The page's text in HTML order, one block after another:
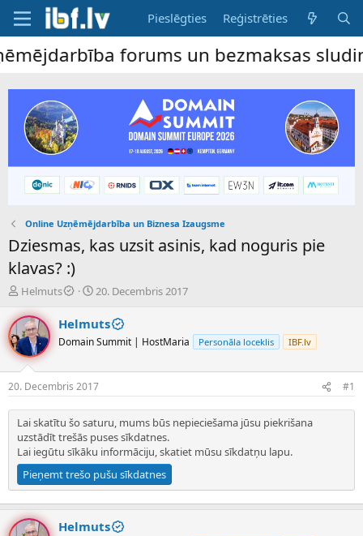
Pieslēgties Reģistrēties
forums un bezmaksas
Online Uzņēmējdarbība un Biznesa Izaugsme
Dziesmas, kas uzsit asinis, kad noguris pie
klavas? :)
P
v
e
d
i
n
a
u
z
s
ā
c
ē
j
s
Helmuts
S
k
m
a
t
u
m
s
20. Decembris 2017
Helmuts
Domain Summit | HostMaria Personāla loceklis IBF.lv
20. Decembris 2017 #1
Lai skatītu šo saturu, mums būs nepieciešama jūsu piekrišana
uzstādīt trešās puses sīkdatnes.
Lai iegūtu sīkāku informāciju, skatiet mūsu sīkdatņu lapu.
Pieņemt trešo pušu sīkdatnes
Helmuts